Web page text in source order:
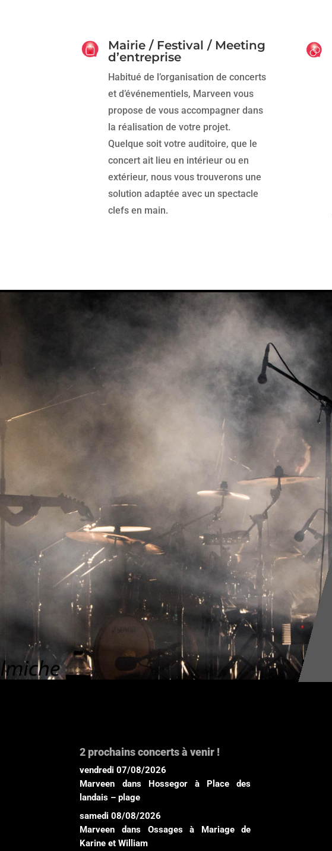
Mairie / Festival / Meeting
d’entreprise
Habitué de l’organisation de concerts
et d’événementiels, Marveen vous
propose de vous accompagner dans
la réalisation de votre projet.
Quelque soit votre auditoire, que le
concert ait lieu en intérieur ou en
extérieur, nous vous trouverons une
solution adaptée avec un spectacle
clefs en main.
2 prochains concerts à venir !
vendredi 07/08/2026
Marveen
dans Hossegor à
Place des
landais – plage
samedi 08/08/2026
Marveen
dans Ossages à
Mariage de
Karine et William